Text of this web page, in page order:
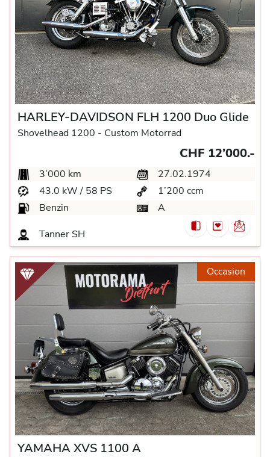
HARLEY-DAVIDSON FLH 1200 Duo Glide
Shovelhead 1200 - Custom Motorrad
CHF 12’000.-
3’000 km
27.02.1974
43.0 kW / 58 PS
1’200 ccm
Benzin
A
Tanner SH
Occasion
YAMAHA XVS 1100 A